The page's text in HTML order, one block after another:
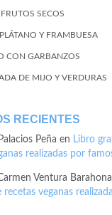
SECOS
Y FRAMBUESA
CON GARBANZOS
DE MIJO Y VERDURAS
RECIENTES
Peña en Libro
realizadas por
Ventura Barahona
veganas